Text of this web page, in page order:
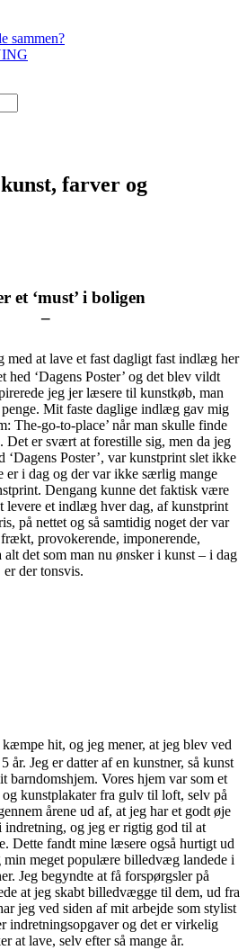
sammen?
farver og
et ‘must’ i boligen
–
med at lave et fast dagligt fast indlæg her
‘Dagens Poster’ og det blev vildt
jeg jer læsere til kunstkøb, man
Mit faste daglige indlæg gav mig
The-go-to-place’ når man skulle finde
er svært at forestille sig, men da jeg
‘Dagens Poster’, var kunstprint slet ikke
er i dag og der var ikke særlig mange
Dengang kunne det faktisk være
levere et indlæg hver dag, af kunstprint
på nettet og så samtidig noget der var
provokerende, imponerende,
det som man nu ønsker i kunst – i dag
er der tonsvis.
kæmpe hit, og jeg mener, at jeg blev ved
Jeg er datter af en kunstner, så kunst
barndomshjem. Vores hjem var som et
kunstplakater fra gulv til loft, selv på
årene ud af, at jeg har et godt øje
indretning, og jeg er rigtig god til at
Dette fandt mine læsere også hurtigt ud
meget populære billedvæg landede i
Jeg begyndte at få forspørgsler på
at jeg skabt billedvægge til dem, ud fra
jeg ved siden af mit arbejde som stylist
indretningsopgaver og det er virkelig
at lave, selv efter så mange år.